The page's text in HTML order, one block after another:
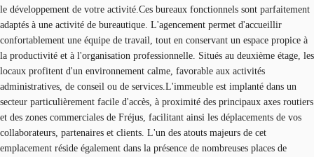
le développement de votre activité.Ces bureaux fonctionnels sont parfaitement
adaptés à une activité de bureautique. L'agencement permet d'accueillir
confortablement une équipe de travail, tout en conservant un espace propice à
la productivité et à l'organisation professionnelle. Situés au deuxième étage, les
locaux profitent d'un environnement calme, favorable aux activités
administratives, de conseil ou de services.L'immeuble est implanté dans un
secteur particulièrement facile d'accès, à proximité des principaux axes routiers
et des zones commerciales de Fréjus, facilitant ainsi les déplacements de vos
collaborateurs, partenaires et clients. L'un des atouts majeurs de cet
emplacement réside également dans la présence de nombreuses places de